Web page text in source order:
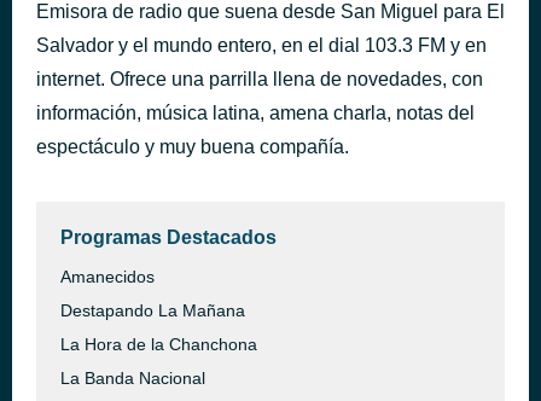
Dos mujeres, un camino
hace 51 minutos
Emisora de radio que suena desde San Miguel para El
Salvador y el mundo entero, en el dial 103.3 FM y en
internet. Ofrece una parrilla llena de novedades, con
información, música latina, amena charla, notas del
espectáculo y muy buena compañía.
Programas Destacados
Amanecidos
Destapando La Mañana
La Hora de la Chanchona
La Banda Nacional